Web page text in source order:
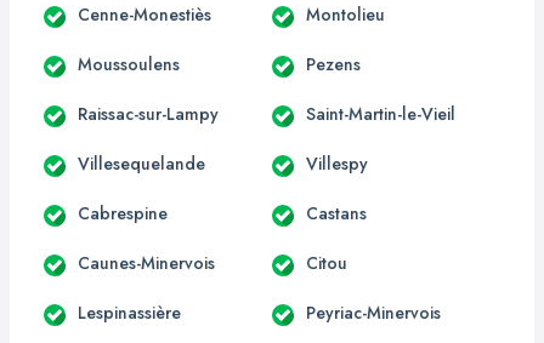
Cenne-Monestiès Montolieu
Moussoulens Pezens
Raissac-sur-Lampy Saint-Martin-le-Vieil
Villesequelande Villespy
Cabrespine Castans
Caunes-Minervois Citou
Lespinassière Peyriac-Minervois